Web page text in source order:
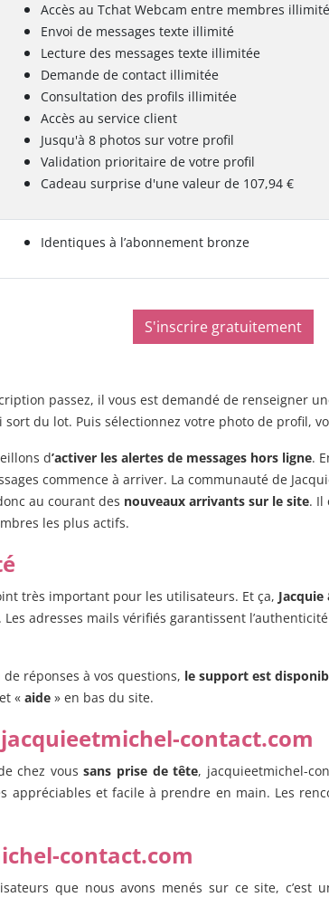
Accès au Tchat Webcam entre membres illimité
Envoi de messages texte illimité
Lecture des messages texte illimitée
Demande de contact illimitée
Consultation des profils illimitée
Accès au service client
Jusqu'à 8 photos sur votre profil
Validation prioritaire de votre profil
Cadeau surprise d'une valeur de 107,94 €
Identiques à l’abonnement bronze
S'inscrire gratuitement
passez, il vous est demandé de renseigner
du lot. Puis sélectionnez votre photo de profil,
d’activer les alertes de messages hors ligne.
commence à arriver. La communauté de
au courant des nouveaux arrivants sur le site. Il
les plus actifs.
très important pour les utilisateurs. Et ça,
adresses mails vérifiés garantissent
réponses à vos questions, le support est
« aide » en bas du site.
contact.com
chez voussans prise de tête, jacquieetmichel-
appréciables et facile à prendre en main. Les
contact.com
que nous avons menés sur ce site, c’est